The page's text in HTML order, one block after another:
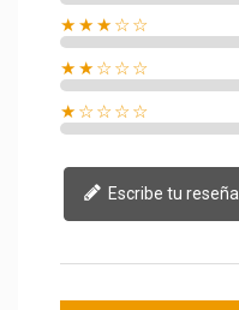
★★★☆☆
★★☆☆☆
★☆☆☆☆
Escribe tu reseña